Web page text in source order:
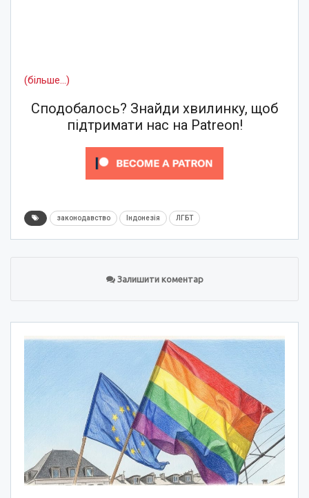
(більше…)
Сподобалось? Знайди хвилинку, щоб
підтримати нас на Patreon!
законодавство Індонезія ЛГБТ
Залишити коментар